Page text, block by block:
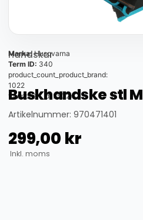
Handskar
Marka:Husqvarna
Term ID: 340
product_count_product_brand:
1022
thumbnail_id: 25324
Buskhandske stl M
Artikelnummer: 970471401
299,00 kr
Inkl. moms